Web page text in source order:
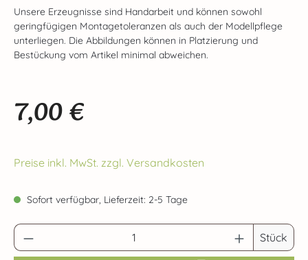
Unsere Erzeugnisse sind Handarbeit und können sowohl
geringfügigen Montagetoleranzen als auch der Modellpflege
unterliegen. Die Abbildungen können in Platzierung und
Bestückung vom Artikel minimal abweichen.
Regulärer Preis:
7,00 €
Preise inkl. MwSt. zzgl. Versandkosten
Sofort verfügbar, Lieferzeit: 2-5 Tage
Produkt Anzahl: Gib den gewünschtenStück